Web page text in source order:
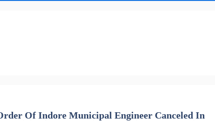
Of Indore Municipal Engineer Canceled In